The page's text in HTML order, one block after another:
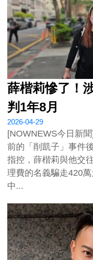
薛楷莉慘了！
判1年8月
2026-04-29
[NOWNEWS今日新
前的「削凱子」事件
指控，薛楷莉與他交
理費的名義騙走420
中...